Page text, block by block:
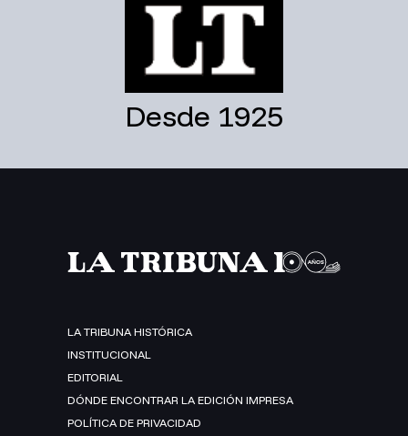
Desde 1925
LA TRIBUNA HISTÓRICA
INSTITUCIONAL
EDITORIAL
DÓNDE ENCONTRAR LA EDICIÓN IMPRESA
POLÍTICA DE PRIVACIDAD